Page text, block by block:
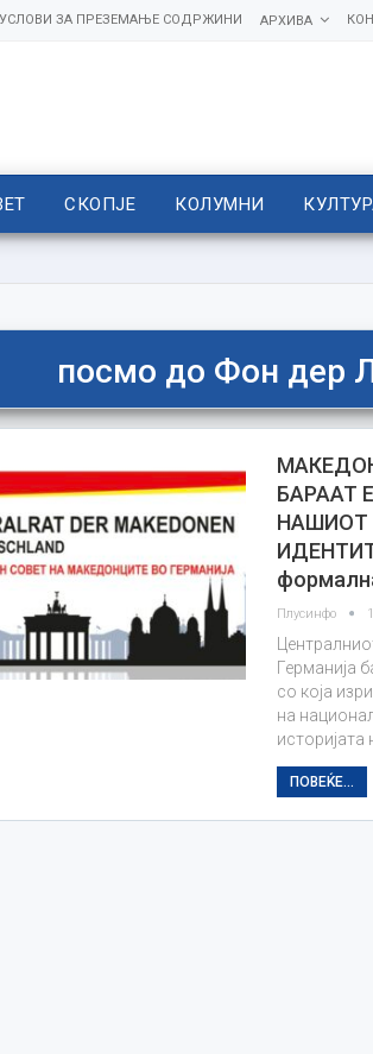
АРХИВА
УСЛОВИ ЗА ПРЕЗЕМАЊЕ СОДРЖИНИ
СКОПЈЕ КОЛУМНИ
посмо до Фон дер
БАРААТ
НАШИОТ
Плусинфо
Германија
со која
на
историјата
ПОВЕЌЕ...